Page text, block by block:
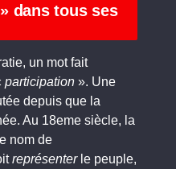
» dans tous ses
un mot fait
participation ». Une
depuis que la
Au 18eme siècle, la
nom de
représenter le peuple,